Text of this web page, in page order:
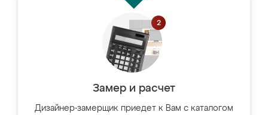
Замер и расчет
Дизайнер-замерщик приедет к Вам с каталогом